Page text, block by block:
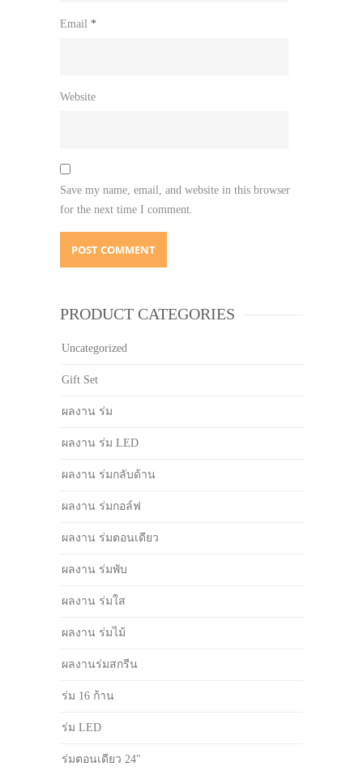
Email *
Website
Save my name, email, and website in this browser
for the next time I comment.
PRODUCT CATEGORIES
Uncategorized
Gift Set
ผลงาน ร่ม
ผลงาน ร่ม LED
ผลงาน ร่มกลับด้าน
ผลงาน ร่มกอล์ฟ
ผลงาน ร่มตอนเดียว
ผลงาน ร่มพับ
ผลงาน ร่มใส
ผลงาน ร่มไม้
ผลงานร่มสกรีน
ร่ม 16 ก้าน
ร่ม LED
ร่มตอนเดียว 24"